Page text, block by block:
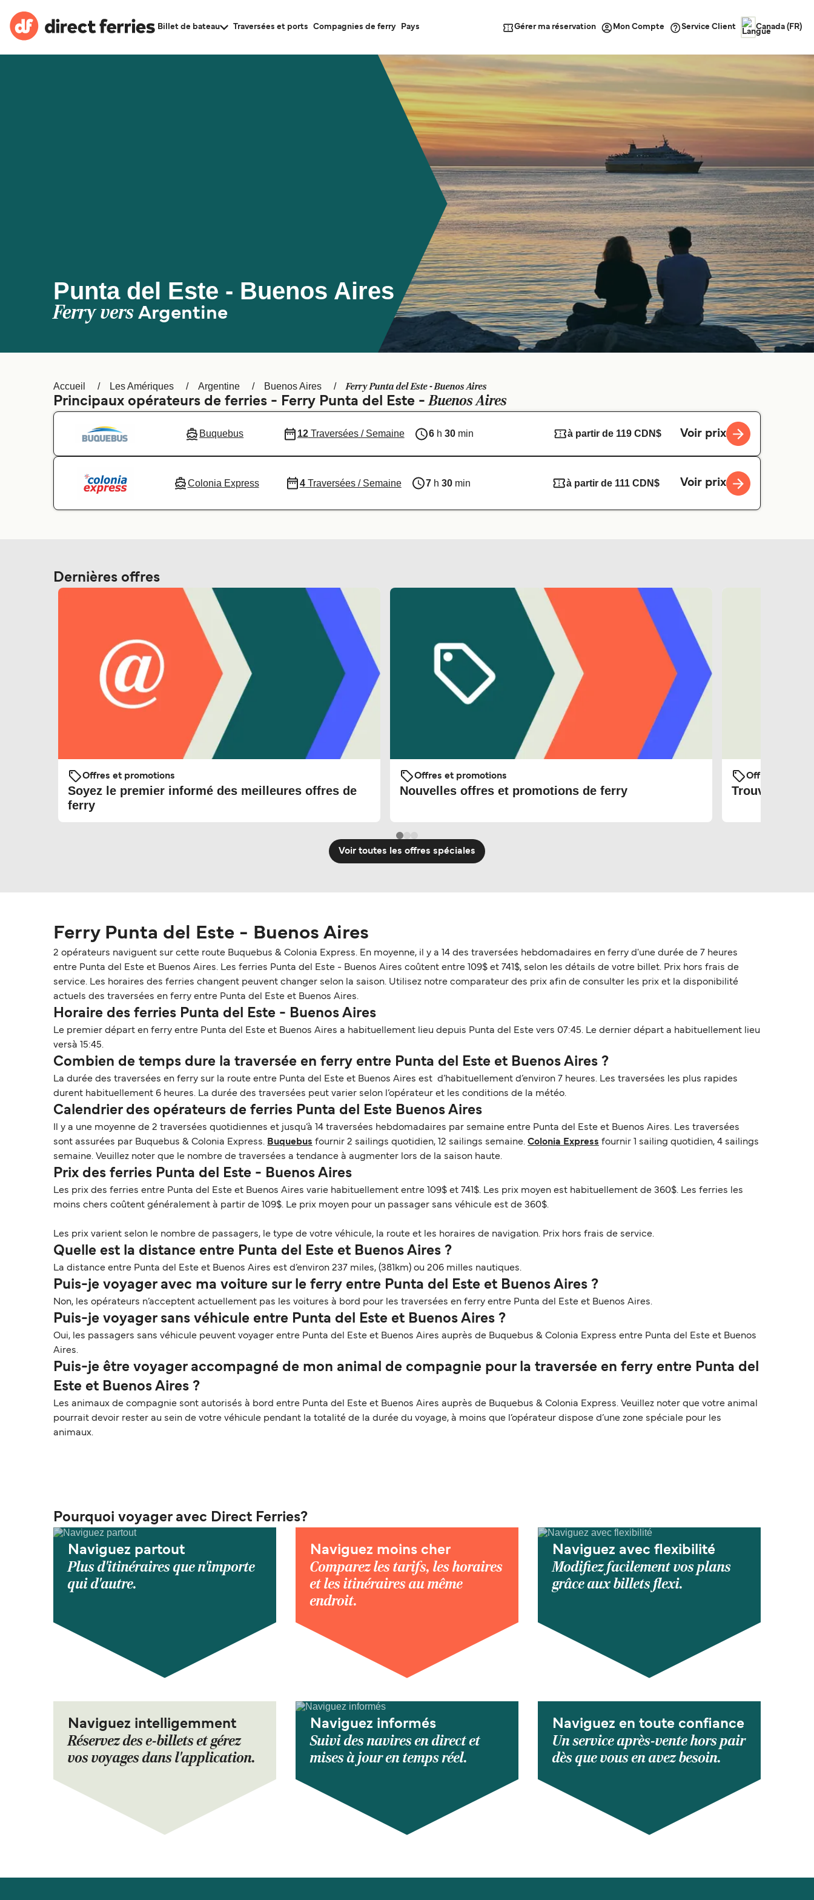
Billet de bateau Traversées et ports Compagnies de ferry Pays Gérer ma réservation Mon Compte Service Client Canada (FR)
Punta del Este - Buenos Aires
Ferry vers Argentine
Accueil Les Amériques Argentine Buenos Aires Ferry Punta del Este - Buenos Aires
Principaux opérateurs de ferries - Ferry Punta del Este -Buenos Aires
Buquebus 12Traversées / Semaine 6h 30min à partir de 119 CDN$ Voir prix
Colonia Express 4Traversées / Semaine 7h 30min à partir de 111 CDN$ Voir prix
Dernières offres
Offres et promotions
Soyez le premier informé des meilleures offres de
ferry
Offres et promotions
Nouvelles offres et promotions de ferry
Offres et
Trouvez les
Voir toutes les offres spéciales
Ferry Punta del Este - Buenos Aires
2 opérateurs naviguent sur cette route Buquebus & Colonia Express. En moyenne, il y a 14 des traversées hebdomadaires en ferry d'une durée de 7 heures
entre Punta del Este et Buenos Aires. Les ferries Punta del Este - Buenos Aires coûtent entre 109$ et 741$, selon les détails de votre billet. Prix hors frais de
service. Les horaires des ferries changent peuvent changer selon la saison. Utilisez notre comparateur des prix afin de consulter les prix et la disponibilité
actuels des traversées en ferry entre Punta del Este et Buenos Aires.
Horaire des ferries Punta del Este - Buenos Aires
Le premier départ en ferry entre Punta del Este et Buenos Aires a habituellement lieu depuis Punta del Este vers 07:45. Le dernier départ a habituellement lieu
versà 15:45.
Combien de temps dure la traversée en ferry entre Punta del Este et Buenos Aires ?
La durée des traversées en ferry sur la route entre Punta del Este et Buenos Aires est d’habituellement d’environ 7 heures. Les traversées les plus rapides
durent habituellement 6 heures. La durée des traversées peut varier selon l’opérateur et les conditions de la météo.
Calendrier des opérateurs de ferries Punta del Este Buenos Aires
Il y a une moyenne de 2 traversées quotidiennes et jusqu’à 14 traversées hebdomadaires par semaine entre Punta del Este et Buenos Aires. Les traversées
sont assurées par Buquebus & Colonia Express. Buquebus fournir 2 sailings quotidien, 12 sailings semaine. Colonia Express fournir 1 sailing quotidien, 4 sailings
semaine. Veuillez noter que le nombre de traversées a tendance à augmenter lors de la saison haute.
Prix des ferries Punta del Este - Buenos Aires
Les prix des ferries entre Punta del Este et Buenos Aires varie habituellement entre 109$ et 741$. Les prix moyen est habituellement de 360$. Les ferries les
moins chers coûtent généralement à partir de 109$. Le prix moyen pour un passager sans véhicule est de 360$.
Les prix varient selon le nombre de passagers, le type de votre véhicule, la route et les horaires de navigation. Prix hors frais de service.
Quelle est la distance entre Punta del Este et Buenos Aires ?
La distance entre Punta del Este et Buenos Aires est d’environ 237 miles, (381km) ou 206 milles nautiques.
Puis-je voyager avec ma voiture sur le ferry entre Punta del Este et Buenos Aires ?
Non, les opérateurs n’acceptent actuellement pas les voitures à bord pour les traversées en ferry entre Punta del Este et Buenos Aires.
Puis-je voyager sans véhicule entre Punta del Este et Buenos Aires ?
Oui, les passagers sans véhicule peuvent voyager entre Punta del Este et Buenos Aires auprès de Buquebus & Colonia Express entre Punta del Este et Buenos
Aires.
Puis-je être voyager accompagné de mon animal de compagnie pour la traversée en ferry entre Punta del
Este et Buenos Aires ?
Les animaux de compagnie sont autorisés à bord entre Punta del Este et Buenos Aires auprès de Buquebus & Colonia Express. Veuillez noter que votre animal
pourrait devoir rester au sein de votre véhicule pendant la totalité de la durée du voyage, à moins que l’opérateur dispose d’une zone spéciale pour les
animaux.
Pourquoi voyager avec Direct Ferries?
Naviguez partout
Plus d'itinéraires que n'importe
qui d'autre.
Naviguez moins cher
Comparez les tarifs, les horaires
et les itinéraires au même
endroit.
Naviguez avec flexibilité
Modifiez facilement vos plans
grâce aux billets flexi.
Naviguez intelligemment
Réservez des e-billets et gérez
vos voyages dans l'application.
Naviguez informés
Suivi des navires en direct et
mises à jour en temps réel.
Naviguez en toute confiance
Un service après-vente hors pair
dès que vous en avez besoin.